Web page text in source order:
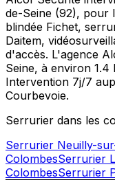
de-Seine (92), pour
blindée Fichet,
Daitem,
d'accès. L'agence
Seine, à environ 1.4
Intervention 7j/7
Courbevoie.
Serrurier dans les
Serrurier Neuilly-
ColombesSerrurier
ColombesSerrurier